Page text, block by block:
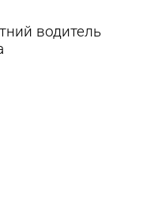
водитель